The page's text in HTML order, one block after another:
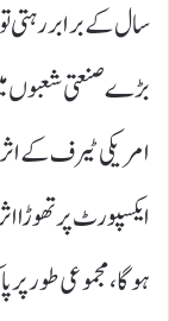
بڑے صنعتی شعبوں
امریکی ٹیرف کے
ایکسپورٹ پر تھوڑا
ہوگا، مجموعی طور